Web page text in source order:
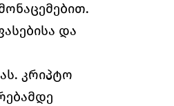
და
კრიპტო